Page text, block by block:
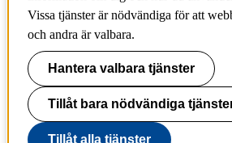
IT-support
KTH Entré
KTH
100 44 Stockholm
+46 8 790 60 00
info@kth.se
Vissa tjänster är nödvändiga för att
och andra är valbara.
Hantera valbara tjänster
Tillåt bara nödvändiga
Tillåt alla tjänster